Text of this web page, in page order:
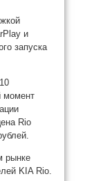
и
запуска
момент
Rio
рынке
KIA Rio.